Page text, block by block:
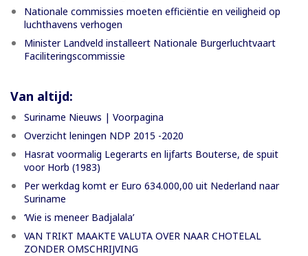
Nationale commissies moeten efficiëntie en veiligheid op
luchthavens verhogen
Minister Landveld installeert Nationale Burgerluchtvaart
Faciliteringscommissie
Van altijd:
Suriname Nieuws | Voorpagina
Overzicht leningen NDP 2015 -2020
Hasrat voormalig Legerarts en lijfarts Bouterse, de spuit
voor Horb (1983)
Per werkdag komt er Euro 634.000,00 uit Nederland naar
Suriname
‘Wie is meneer Badjalala’
VAN TRIKT MAAKTE VALUTA OVER NAAR CHOTELAL
ZONDER OMSCHRIJVING